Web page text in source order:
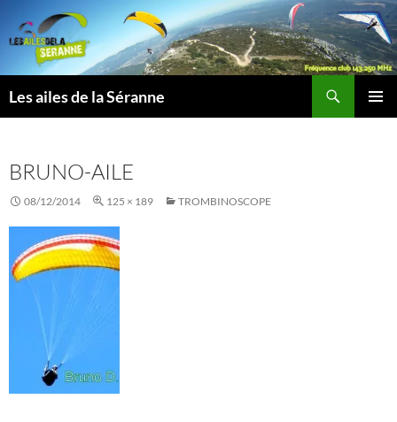
contenu
Les ailes de la Séranne
BRUNO-AILE
08/12/2014 125 × 189 TROMBINOSCOPE